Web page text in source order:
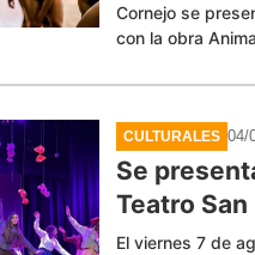
Cornejo se
con la obra
CULTURALES 04/
Se
Teatro
El viernes 7 de